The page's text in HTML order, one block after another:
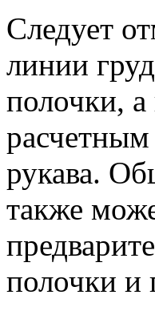
Следует
линии
полочки,
рукава.
также
полочки